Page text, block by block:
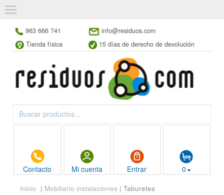
963 666 741
info@residuos.com
Tienda física
15 días de derecho de devolución
Contacto Mi cuenta Entrar 0
Inicio | Mobiliario instalaciones | Taburetes